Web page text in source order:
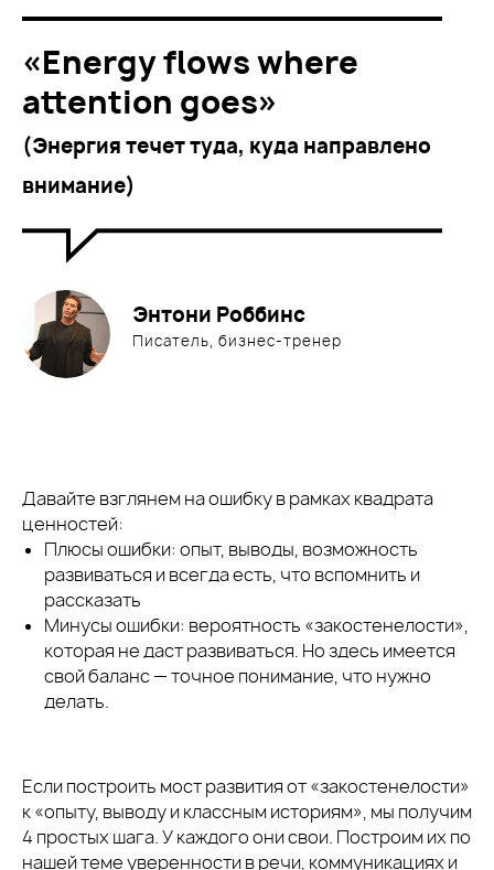
«Energy flows where
attention goes»
(Энергия течет туда, куда направлено
внимание)
Энтони Роббинс
Писатель, бизнес-тренер
Давайте взглянем на ошибку в рамках квадрата
ценностей:
Плюсы ошибки: опыт, выводы, возможность
развиваться и всегда есть, что вспомнить и
рассказать
Минусы ошибки: вероятность «закостенелости»,
которая не даст развиваться. Но здесь имеется
свой баланс — точное понимание, что нужно
делать.
Если построить мост развития от «закостенелости»
к «опыту, выводу и классным историям», мы получим
4 простых шага. У каждого они свои. Построим их по
нашей теме уверенности в речи, коммуникациях и